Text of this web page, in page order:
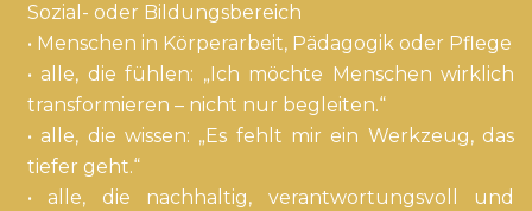
Sozial- oder Bildungsbereich
• Menschen in Körperarbeit, Pädagogik oder Pflege
• alle, die fühlen: „Ich möchte Menschen wirklich
transformieren – nicht nur begleiten.“
• alle, die wissen: „Es fehlt mir ein Werkzeug, das
tiefer geht.“
• alle, die nachhaltig, verantwortungsvoll und